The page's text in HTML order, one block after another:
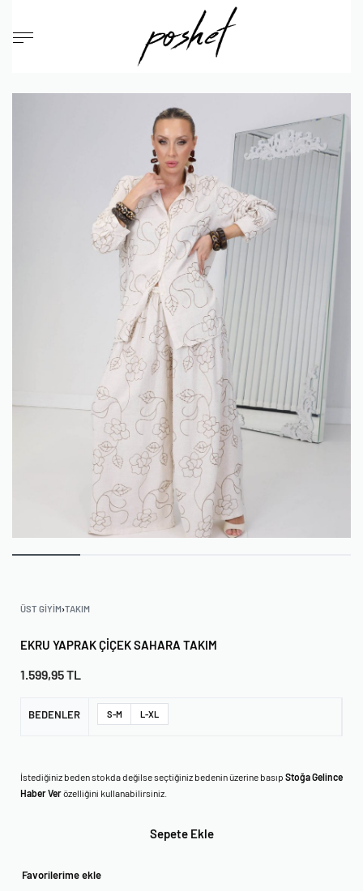
ÜST GIYIM›TAKIM
EKRU YAPRAK ÇIÇEK SAHARA TAKIM
1.599,95TL
BEDENLER S-M L-XL
İstediğiniz beden stokda değilse seçtiğiniz bedenin üzerine basıp Stoğa Gelince
Haber Verözelliğini kullanabilirsiniz.
Sepete Ekle
Favorilerime ekle